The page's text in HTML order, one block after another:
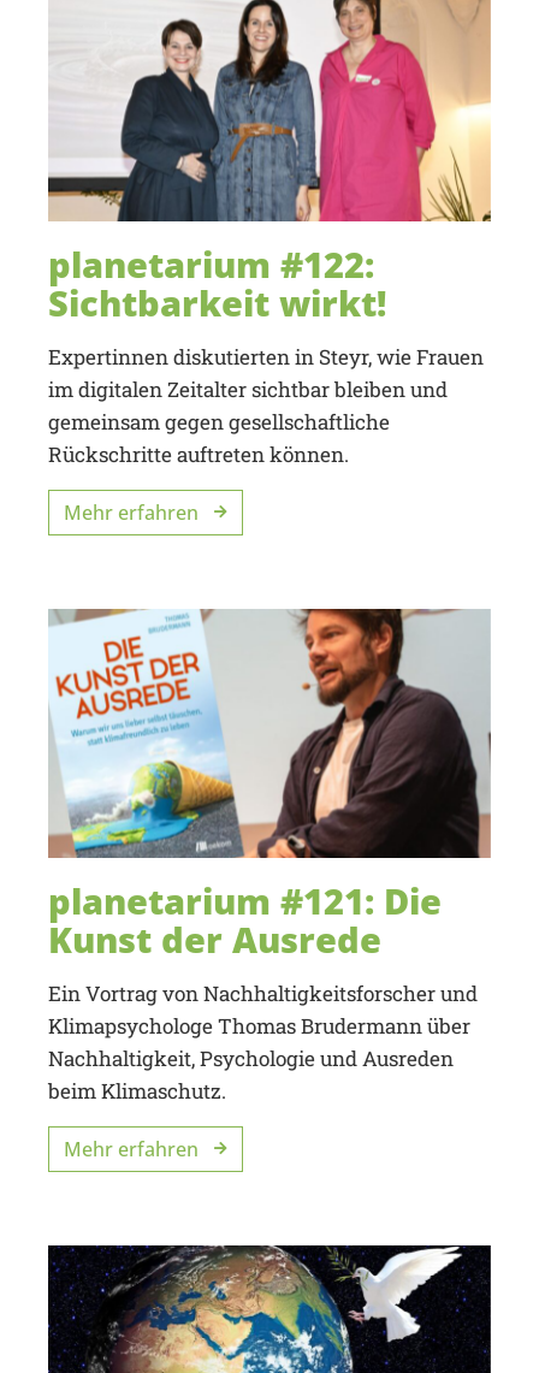
planetarium #122:
Sichtbarkeit wirkt!
Expertinnen diskutierten in Steyr, wie Frauen
im digitalen Zeitalter sichtbar bleiben und
gemeinsam gegen gesellschaftliche
Rückschritte auftreten können.
Mehr erfahren
planetarium #121: Die
Kunst der Ausrede
Ein Vortrag von Nachhaltigkeitsforscher und
Klimapsychologe Thomas Brudermann über
Nachhaltigkeit, Psychologie und Ausreden
beim Klimaschutz.
Mehr erfahren